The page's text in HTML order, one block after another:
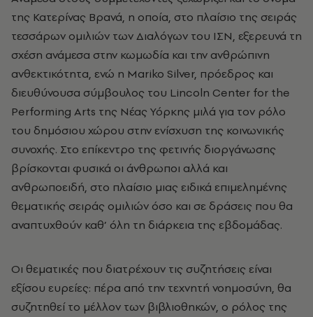
της Κατερίνας Βρανά, η οποία, στο πλαίσιο της σειράς
τεσσάρων ομιλιών των Διαλόγων του ΙΣΝ, εξερευνά τη
σχέση ανάμεσα στην κωμωδία και την ανθρώπινη
ανθεκτικότητα, ενώ η Mariko Silver, πρόεδρος και
διευθύνουσα σύμβουλος του Lincoln Center for the
Performing Arts της Νέας Υόρκης μιλά για τον ρόλο
του δημόσιου χώρου στην ενίσχυση της κοινωνικής
συνοχής. Στο επίκεντρο της φετινής διοργάνωσης
βρίσκονται φυσικά οι άνθρωποι αλλά και
ανθρωποειδή, στο πλαίσιο μιας ειδικά επιμελημένης
θεματικής σειράς ομιλιών όσο και σε δράσεις που θα
αναπτυχθούν καθ’ όλη τη διάρκεια της εβδομάδας.
Οι θεματικές που διατρέχουν τις συζητήσεις είναι
εξίσου ευρείες: πέρα από την τεχνητή νοημοσύνη, θα
συζητηθεί το μέλλον των βιβλιοθηκών, ο ρόλος της